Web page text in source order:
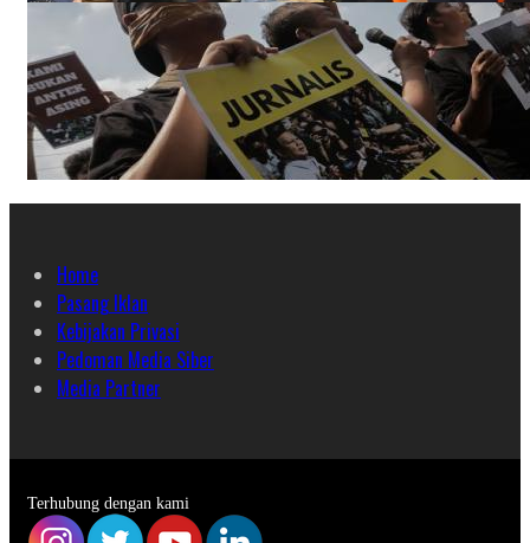
Home
Pasang Iklan
Kebijakan Privasi
Pedoman Media Siber
Media Partner
Terhubung dengan kami